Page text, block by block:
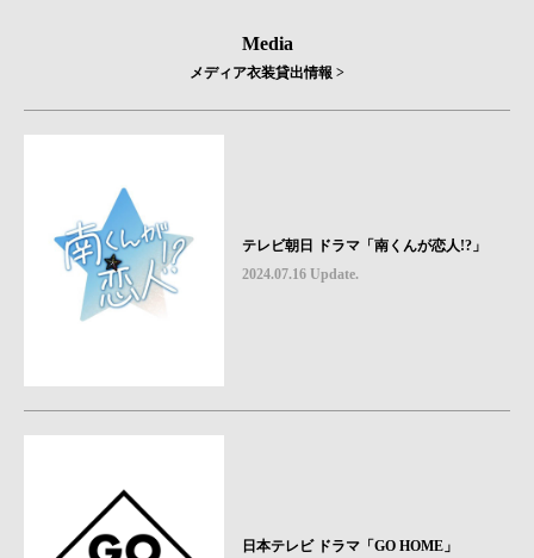
Media
メディア衣装貸出情報 >
テレビ朝日 ドラマ「南くんが恋人!?」
2024.07.16 Update.
日本テレビ ドラマ「GO HOME」